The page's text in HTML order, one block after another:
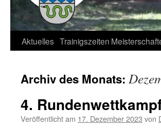
Aktuelles Trainigszeiten
Archiv des Monats:
4.
Veröffentlicht am 17. Dezember 2023 von